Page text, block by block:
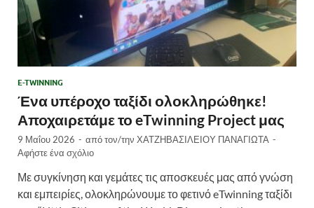
E-TWINNING
Ένα υπέροχο ταξίδι ολοκληρώθηκε!
Αποχαιρετάμε το eTwinning Project μας
9 Μαΐου 2026 - από τον/την ΧΑΤΖΗΒΑΣΙΛΕΙΟΥ ΠΑΝΑΓΙΩΤΑ -
Αφήστε ένα σχόλιο
Με συγκίνηση και γεμάτες τις αποσκευές μας από γνώση
και εμπειρίες, ολοκληρώνουμε το φετινό eTwinning ταξίδι